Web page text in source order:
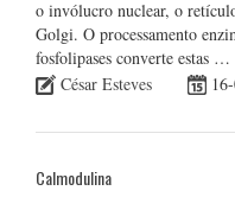
o invólucro nuclear, o
Golgi. O processamento
fosfolipases converte estas …
César Esteves
Calmodulina